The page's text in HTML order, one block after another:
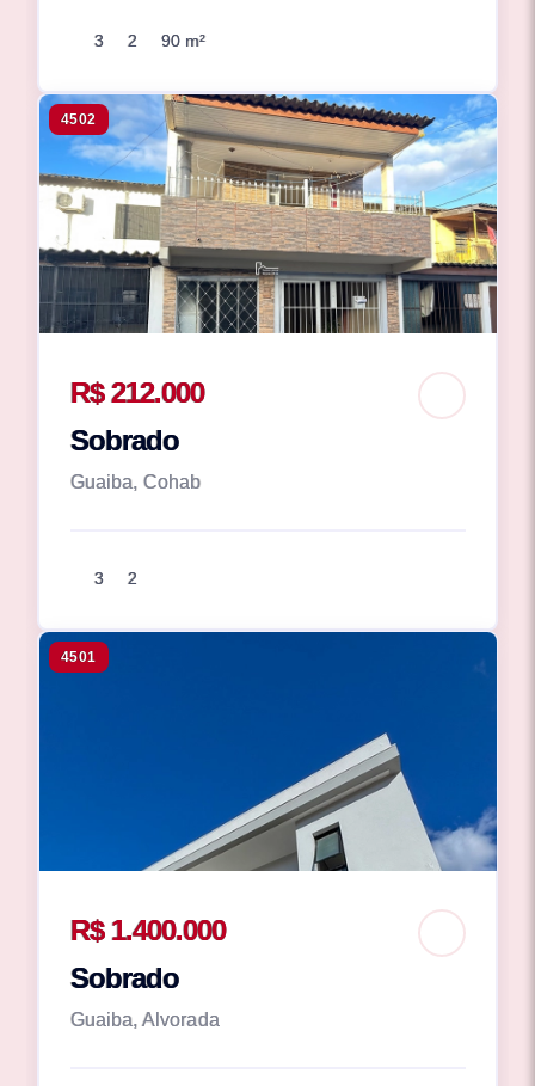
3 2 90 m²
4502
R$ 212.000
Sobrado
Guaiba, Cohab
3 2
4501
R$ 1.400.000
Sobrado
Guaiba, Alvorada